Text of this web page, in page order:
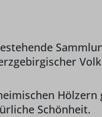
Schönheit.